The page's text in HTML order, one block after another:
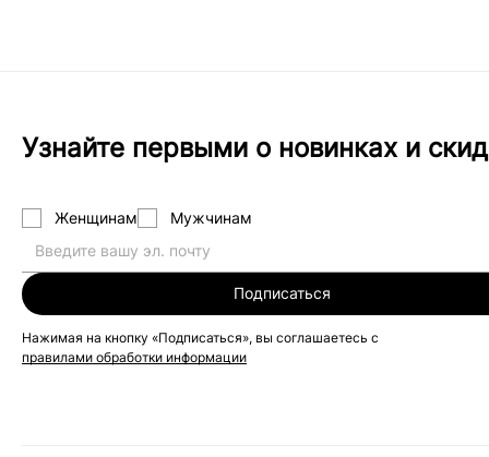
Узнайте первыми о новинках и
Женщинам Мужчинам
Подписаться
Нажимая на кнопку «Подписаться», вы соглашаетесь с
правилами обработки информации